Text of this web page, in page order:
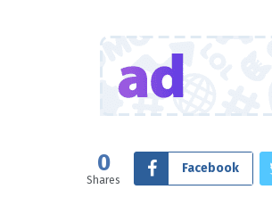
0
Shares
Facebook